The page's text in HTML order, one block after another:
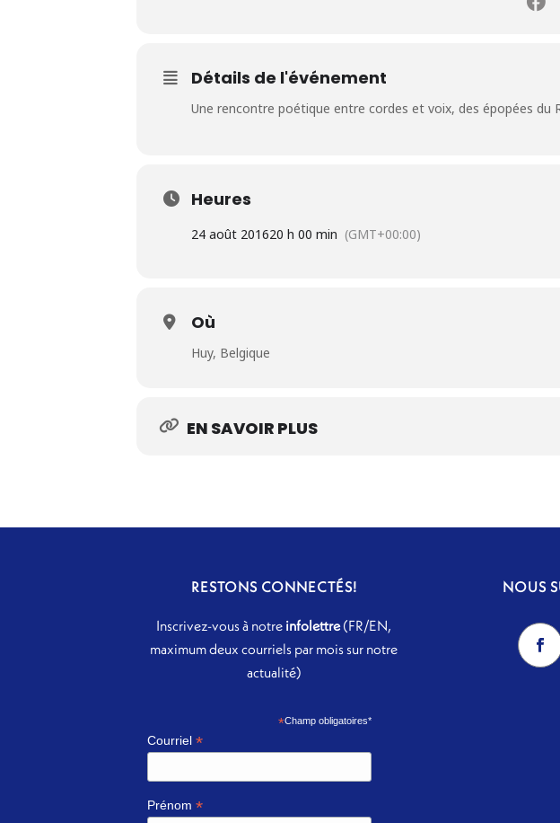
Détails de l'événement
Une rencontre poétique entre cordes et voix, des épopées du
Heures
24 août 201620 h 00 min (GMT+00:00)
Où
Huy, Belgique
EN SAVOIR PLUS
RESTONS CONNECTÉS!
Inscrivez-vous à notre infolettre(FR/EN,
maximum deux courriels par mois sur notre
actualité)
*Champ obligatoires*
Courriel *
Prénom *
NOUS